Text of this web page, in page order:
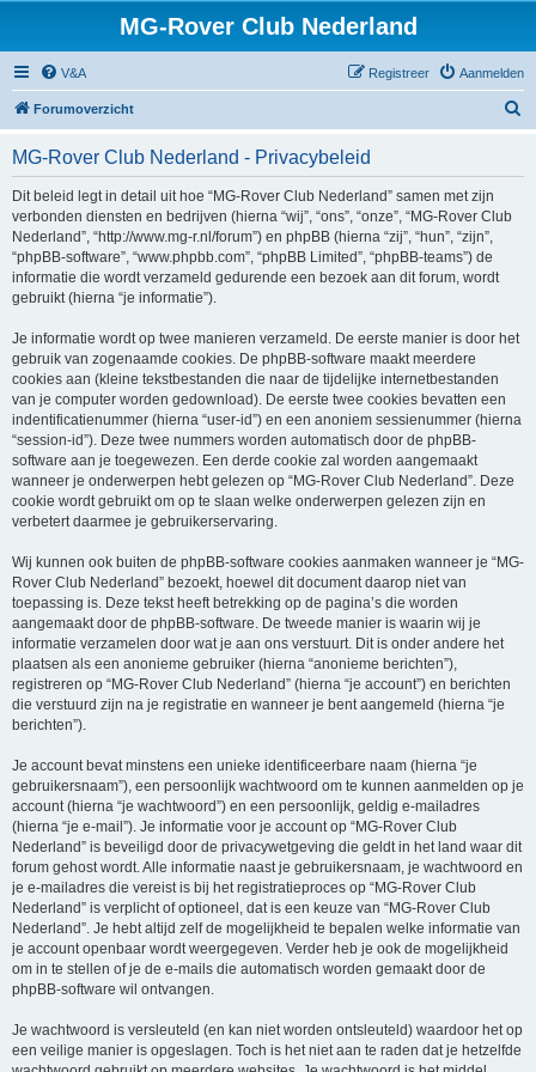
MG-Rover Club Nederland
V&A Aanmelden
Registreer
Forumoverzicht
MG-Rover Club Nederland - Privacybeleid
Dit beleid legt in detail uit hoe “MG-Rover Club Nederland” samen met zijn
verbonden diensten en bedrijven (hierna “wij”, “ons”, “onze”, “MG-Rover Club
Nederland”, “http://www.mg-r.nl/forum”) en phpBB (hierna “zij”, “hun”, “zijn”,
“phpBB-software”, “www.phpbb.com”, “phpBB Limited”, “phpBB-teams”) de
informatie die wordt verzameld gedurende een bezoek aan dit forum, wordt
gebruikt (hierna “je informatie”).
Je informatie wordt op twee manieren verzameld. De eerste manier is door het
gebruik van zogenaamde cookies. De phpBB-software maakt meerdere
cookies aan (kleine tekstbestanden die naar de tijdelijke internetbestanden
van je computer worden gedownload). De eerste twee cookies bevatten een
indentificatienummer (hierna “user-id”) en een anoniem sessienummer (hierna
“session-id”). Deze twee nummers worden automatisch door de phpBB-
software aan je toegewezen. Een derde cookie zal worden aangemaakt
wanneer je onderwerpen hebt gelezen op “MG-Rover Club Nederland”. Deze
cookie wordt gebruikt om op te slaan welke onderwerpen gelezen zijn en
verbetert daarmee je gebruikerservaring.
Wij kunnen ook buiten de phpBB-software cookies aanmaken wanneer je “MG-
Rover Club Nederland” bezoekt, hoewel dit document daarop niet van
toepassing is. Deze tekst heeft betrekking op de pagina’s die worden
aangemaakt door de phpBB-software. De tweede manier is waarin wij je
informatie verzamelen door wat je aan ons verstuurt. Dit is onder andere het
plaatsen als een anonieme gebruiker (hierna “anonieme berichten”),
registreren op “MG-Rover Club Nederland” (hierna “je account”) en berichten
die verstuurd zijn na je registratie en wanneer je bent aangemeld (hierna “je
berichten”).
Je account bevat minstens een unieke identificeerbare naam (hierna “je
gebruikersnaam”), een persoonlijk wachtwoord om te kunnen aanmelden op je
account (hierna “je wachtwoord”) en een persoonlijk, geldig e-mailadres
(hierna “je e-mail”). Je informatie voor je account op “MG-Rover Club
Nederland” is beveiligd door de privacywetgeving die geldt in het land waar dit
forum gehost wordt. Alle informatie naast je gebruikersnaam, je wachtwoord en
je e-mailadres die vereist is bij het registratieproces op “MG-Rover Club
Nederland” is verplicht of optioneel, dat is een keuze van “MG-Rover Club
Nederland”. Je hebt altijd zelf de mogelijkheid te bepalen welke informatie van
je account openbaar wordt weergegeven. Verder heb je ook de mogelijkheid
om in te stellen of je de e-mails die automatisch worden gemaakt door de
phpBB-software wil ontvangen.
Je wachtwoord is versleuteld (en kan niet worden ontsleuteld) waardoor het op
een veilige manier is opgeslagen. Toch is het niet aan te raden dat je hetzelfde